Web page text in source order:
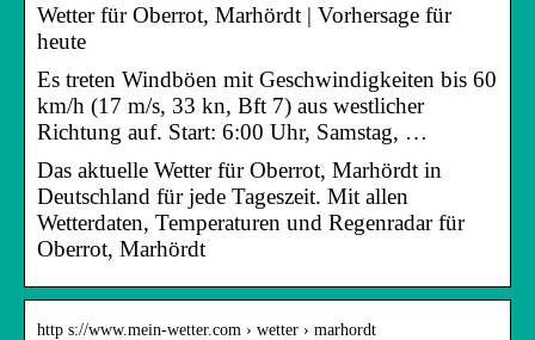
Wetter für Oberrot, Marhördt | Vorhersage für
heute
Es treten Windböen mit Geschwindigkeiten bis 60
km/h (17 m/s, 33 kn, Bft 7) aus westlicher
Richtung auf. Start: 6:00 Uhr, Samstag, …
Das aktuelle Wetter für Oberrot, Marhördt in
Deutschland für jede Tageszeit. Mit allen
Wetterdaten, Temperaturen und Regenradar für
Oberrot, Marhördt
http s://www.mein-wetter.com › wetter › marhordt